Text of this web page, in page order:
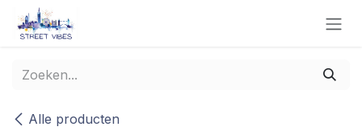
Overslaan naar inhoud
Alle producten